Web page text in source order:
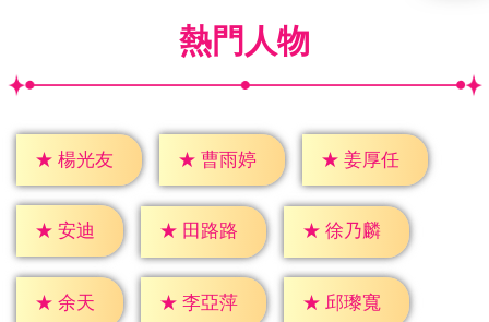
熱門人物
★ 楊光友 ★ 曹雨婷 ★ 姜厚任
★ 安迪 ★ 田路路 ★ 徐乃麟
★ 余天 ★ 李亞萍 ★ 邱瓈寬